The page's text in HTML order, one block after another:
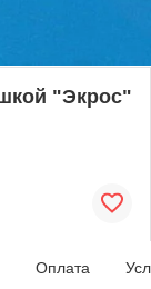
"Экрос"
Оплата